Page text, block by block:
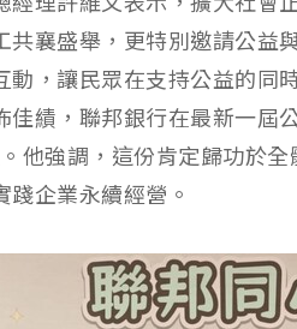
共襄盛舉，更特別邀請公益
動，讓民眾在支持公益的同
佳績，聯邦銀行在最新一屆
他強調，這份肯定歸功於
踐企業永續經營。